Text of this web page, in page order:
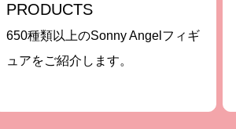
PRODUCTS
650種類以上のSonny Angelフィギ
ュアをご紹介します。